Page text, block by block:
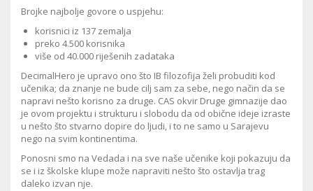
Brojke najbolje govore o uspjehu:
korisnici iz 137 zemalja
preko 4.500 korisnika
više od 40.000 riješenih zadataka
DecimalHero je upravo ono što IB filozofija želi probuditi kod
učenika; da znanje ne bude cilj sam za sebe, nego način da se
napravi nešto korisno za druge. CAS okvir Druge gimnazije dao
je ovom projektu i strukturu i slobodu da od obične ideje izraste
u nešto što stvarno dopire do ljudi, i to ne samo u Sarajevu
nego na svim kontinentima.
Ponosni smo na Vedada i na sve naše učenike koji pokazuju da
se i iz školske klupe može napraviti nešto što ostavlja trag
daleko izvan nje.